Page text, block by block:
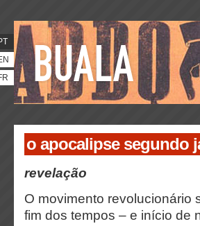
o apocalipse segundo
revelação
O movimento revolucionário
fim dos tempos – e início de